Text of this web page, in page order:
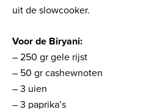
uit de slowcooker.
Voor de Biryani:
– 250 gr gele rijst
– 50 gr cashewnoten
– 3 uien
– 3 paprika’s